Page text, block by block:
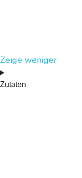
Zeige weniger
Zutaten